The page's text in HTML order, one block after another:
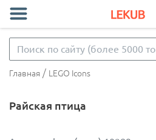
Главная / LEGO Icons
Райская птица